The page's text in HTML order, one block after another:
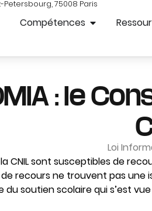
Petersbourg, 75008 Paris
Compétences
: le
Loi
CNIL sont susceptibles de
recours ne trouvent pas une
soutien scolaire qui s’est